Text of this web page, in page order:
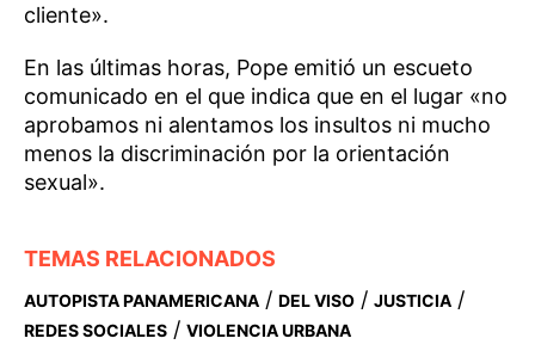
cliente».
En las últimas horas, Pope emitió un escueto
comunicado en el que indica que en el lugar «no
aprobamos ni alentamos los insultos ni mucho
menos la discriminación por la orientación
sexual».
TEMAS RELACIONADOS
AUTOPISTA PANAMERICANA / DEL VISO / JUSTICIA /
REDES SOCIALES / VIOLENCIA URBANA